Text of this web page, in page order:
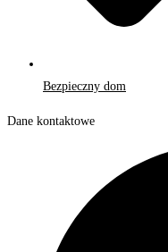
Bezpieczny dom
Dane kontaktowe